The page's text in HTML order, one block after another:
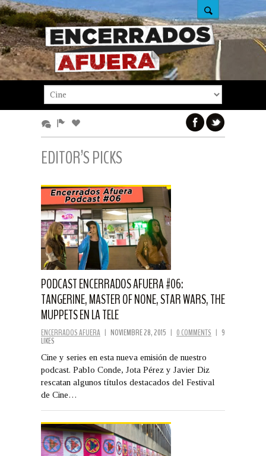
EDITOR’S PICKS
PODCAST ENCERRADOS AFUERA #06:
TANGERINE, MASTER OF NONE, STAR WARS, THE
MUPPETS EN LA TELE
ENCERRADOS AFUERA | NOVIEMBRE 28, 2015 | 0 COMMENTS | 9
LIKES
Cine y series en esta nueva emisión de nuestro
podcast. Pablo Conde, Jota Pérez y Javier Diz
rescatan algunos títulos destacados del Festival
de Cine…